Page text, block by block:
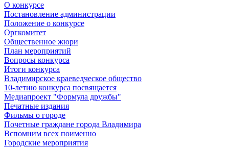
О конкурсе
Постановление администрации
Положение о конкурсе
Оргкомитет
Общественное жюри
План мероприятий
Вопросы конкурса
Итоги конкурса
Владимирское краеведческое общество
10-летию конкурса посвящается
Медиапроект "Формула дружбы"
Печатные издания
Фильмы о городе
Почетные граждане города Владимира
Вспомним всех поименно
Городские мероприятия